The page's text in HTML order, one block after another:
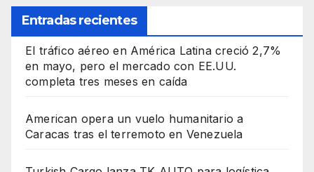
Entradas recientes
El tráfico aéreo en América Latina creció 2,7%
en mayo, pero el mercado con EE.UU.
completa tres meses en caída
American opera un vuelo humanitario a
Caracas tras el terremoto en Venezuela